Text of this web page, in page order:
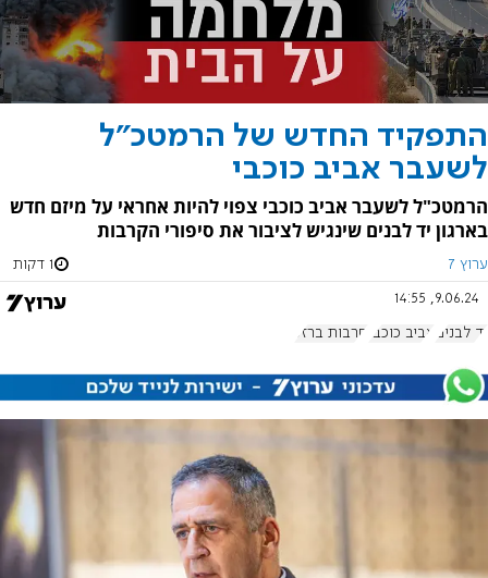
התפקיד החדש של הרמטכ"ל
לשעבר אביב כוכבי
הרמטכ"ל לשעבר אביב כוכבי צפוי להיות אחראי על מיזם חדש
בארגון יד לבנים שינגיש לציבור את סיפורי הקרבות
ערוץ 7 1 דקות
9.06.24, 14:55
יד לבנים אביב כוכבי חרבות ברזל